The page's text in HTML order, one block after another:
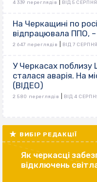
4 339 переглядів ВІД 5
На Черкащині по
відпрацювала ППО,
2 647 переглядів ВІД 7
У Черкасах поблизу
сталася аварія. На
(ВІДЕО)
2 580 переглядів ВІД 4
ВИБІР РЕДАКЦІЇ
Як черкасці
відключень